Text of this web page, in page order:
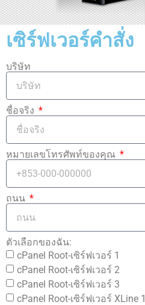
เซิร์ฟเวอร์คำสั่ง
บริษัท
ชื่อจริง
หมายเลขโทรศัพท์ของคุณ
ถนน
ตัวเลือกของฉัน:
cPanel Root-เซิร์ฟเวอร์ 1
cPanel Root-เซิร์ฟเวอร์ 2
cPanel Root-เซิร์ฟเวอร์ 3
cPanel Root-เซิร์ฟเวอร์ XLine 1